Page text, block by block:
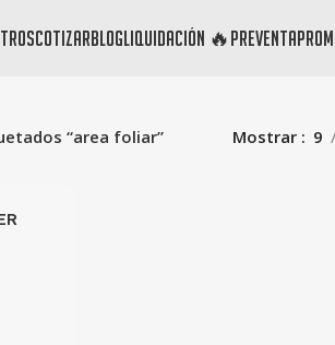
cotizarblogliquidación 🔥preventa
“area foliar” Mostrar 9